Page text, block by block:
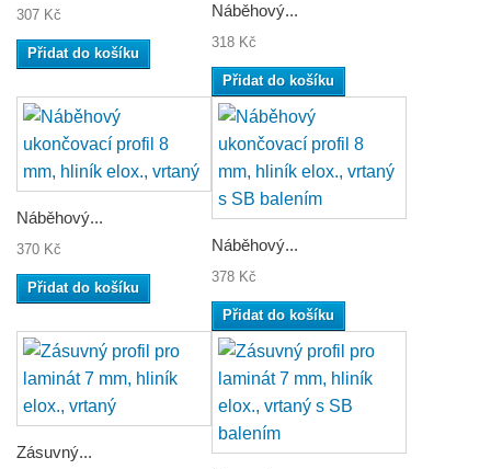
307 Kč
Přidat do košíku
Náběhový...
318 Kč
Přidat do košíku
Náběhový...
370 Kč
Přidat do košíku
Náběhový...
378 Kč
Přidat do košíku
Zásuvný...